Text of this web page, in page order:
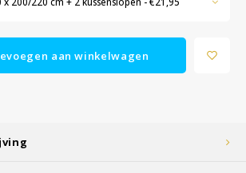
aan winkelwagen